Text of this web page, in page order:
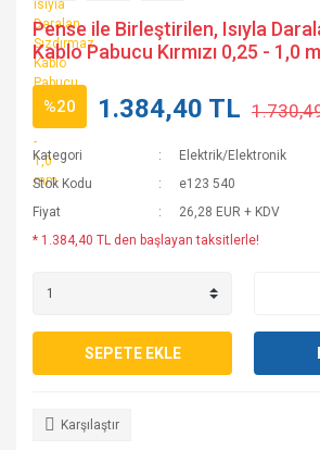
Pense ile Birleştirilen, Isıyla
Kablo Pabucu Kırmızı 0,25 - 1,0
%20 1.384,40 TL
Kategori
Elektrik/Elektronik
Stok Kodu
e123 540
Fiyat
26,28 EUR + KDV
* 1.384,40 TL den başlayan taksitlerle!
SEPETE EKLE
Karşılaştır